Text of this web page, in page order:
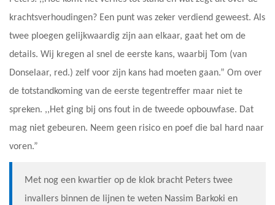
krachtsverhoudingen? Een punt was zeker verdiend geweest. Als
twee ploegen gelijkwaardig zijn aan elkaar, gaat het om de
details. Wij kregen al snel de eerste kans, waarbij Tom (van
Donselaar, red.) zelf voor zijn kans had moeten gaan.” Om over
de totstandkoming van de eerste tegentreffer maar niet te
spreken. ,,Het ging bij ons fout in de tweede opbouwfase. Dat
mag niet gebeuren. Neem geen risico en poef die bal hard naar
voren.”
Met nog een kwartier op de klok bracht Peters twee
invallers binnen de lijnen te weten Nassim Barkoki en